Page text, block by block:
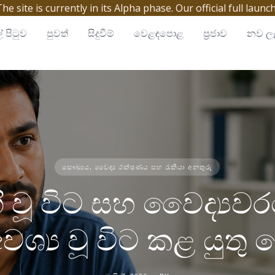
site is currently in its Alpha phase. Our official full
පිටුව පුවත් සිදුවීම් වෙළඳපොළ ප්‍රජාව නව
සෞඛ්‍යය, වෛද්‍ය රක්ෂණය සහ රැකියා අනතුරු
වූ විට සහ
වූ විට කළ යුතු